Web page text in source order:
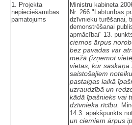
1. Projekta
nepieciešamības
pamatojums
Ministru kabineta
Nr. 266 "Labturības
dzīvnieku turēšanai,
demonstrēšanai
apmācībai" 13.
ciemos ārpus
bez pavadas var
mežā (izņemot
vietas, kur
saistošajiem
pastaigas laikā
uzraudzībā un
kādā īpašnieks vai
dzīvnieka rīcību.
14.3. apakšpunkts
un ciemiem ārpus